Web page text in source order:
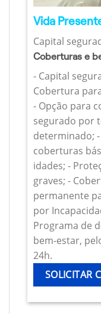
Vida
Capital
Coberturas e
- Capital
Cobertura
- Opção para
segurado por
determinado;
coberturas
idades; -
graves; -
permanente
por
Programa de
bem-estar,
24h.
SOLICITAR